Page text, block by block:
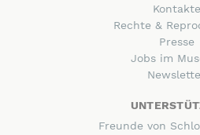
Kontakte
Rechte &
Presse
Jobs im
Freunde von